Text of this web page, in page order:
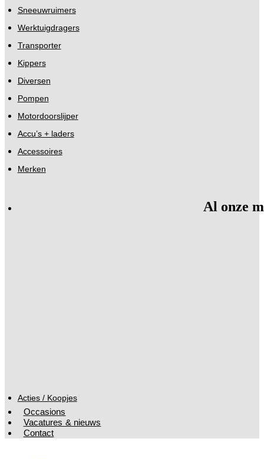
Sneeuwruimers
Werktuigdragers
Transporter
Kippers
Diversen
Pompen
Motordoorslijper
Accu’s + laders
Accessoires
Merken
Al onze
Acties / Koopjes
Occasions
Vacatures & nieuws
Contact